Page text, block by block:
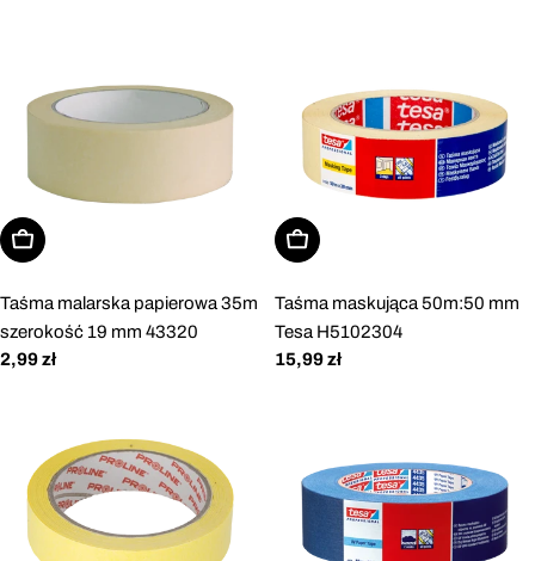
Dodaj do koszyka
Taśma malarska papierowa 35m
szerokość 19 mm 43320
Cena
2,99 zł
Dodaj do koszyka
Taśma maskująca 50m:50 mm
Tesa H5102304
Cena
15,99 zł